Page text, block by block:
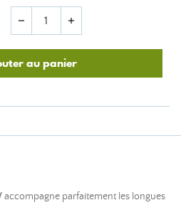
remove add
au panier
accompagne parfaitement les longues